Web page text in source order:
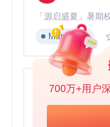
700万+用户
解锁帧率限制：
Fps=144
启用自动录像：
配置血条增强：
tyle=modern
系统资源优化
Markdown
py-xiaozhi